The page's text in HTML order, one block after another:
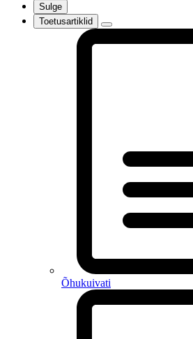
Sulge
Toetusartiklid
Õhukuivati